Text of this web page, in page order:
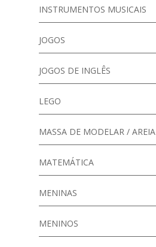
INSTRUMENTOS MUSICAIS
JOGOS
JOGOS DE INGLÊS
LEGO
MASSA DE MODELAR / AREIA
MATEMÁTICA
MENINAS
MENINOS